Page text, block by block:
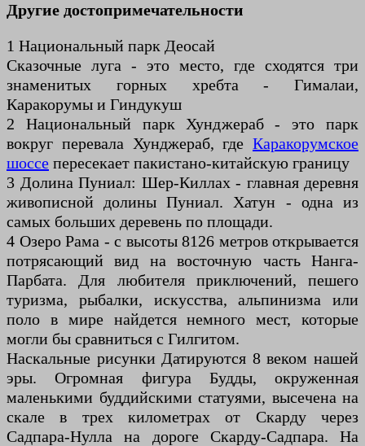
Другие достопримечательности
1 Национальный парк Деосай
Сказочные луга - это место, где сходятся три
знаменитых горных хребта - Гималаи,
Каракорумы и Гиндукуш
2 Национальный парк Хунджераб - это парк
вокруг перевала Хунджераб, где Каракорумское
шоссе пересекает пакистано-китайскую границу
3 Долина Пуниал: Шер-Киллах - главная деревня
живописной долины Пуниал. Хатун - одна из
самых больших деревень по площади.
4 Озеро Рама - с высоты 8126 метров открывается
потрясающий вид на восточную часть Нанга-
Парбата. Для любителя приключений, пешего
туризма, рыбалки, искусства, альпинизма или
поло в мире найдется немного мест, которые
могли бы сравниться с Гилгитом.
Наскальные рисунки Датируются 8 веком нашей
эры. Огромная фигура Будды, окруженная
маленькими буддийскими статуями, высечена на
скале в трех километрах от Скарду через
Садпара-Нулла на дороге Скарду-Садпара. На